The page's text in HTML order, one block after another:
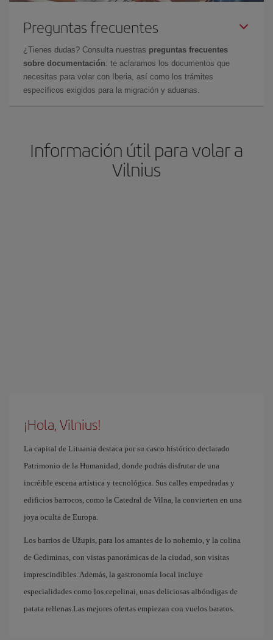
Preguntas frecuentes
¿Tienes dudas? Consulta nuestras preguntas frecuentes
sobre documentación: te aclaramos los documentos que
necesitas para volar con Iberia, así como los trámites
específicos exigidos para la migración y aduanas.
Información útil para volar a
Vilnius
¡Hola, Vilnius!
La capital de Lituania destaca por su casco histórico declarado
Patrimonio de la Humanidad, donde podrás disfrutar de una
incréible escena artística y tecnológica. Sus calles empedradas y
edificios barrocos, como la Catedral de Vilna, la convierten en una
joya oculta de Europa.
Los barrios de Užupis, para los amantes de lo nohemio, y la colina
de Gediminas, con vistas panorámicas de la ciudad, son visitas
imprescindibles. Además, la gastronomía local incluye
especialidades como los cepelinai, unas deliciosas albóndigas de
patata rellenas.Las mejores ofertas empiezan con vuelos baratos.